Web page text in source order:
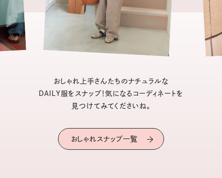
おしゃれ上手さんたちのナチュラルな
DAILY服をスナップ！気になるコーディネートを
見つけてみてくださいね。
おしゃれスナップ一覧